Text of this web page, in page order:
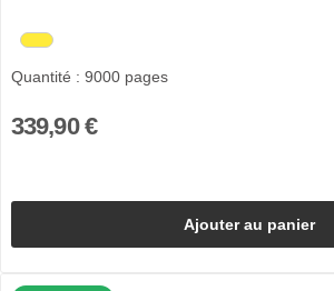
Quantité : 9000 pages
339,90 €
Ajouter au panier